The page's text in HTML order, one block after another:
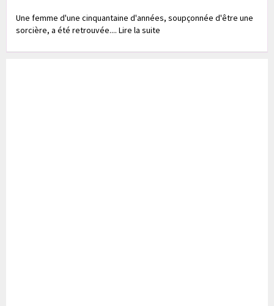
Une femme d'une cinquantaine d'années, soupçonnée d'être une
sorcière, a été retrouvée.... Lire la suite